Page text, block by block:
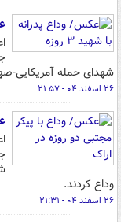
شهدای حمله آمریکایی-
۲۶ اسفند ۰۴ - ۲۱:۵۷
وداع کردند.
۲۶ اسفند ۰۴ - ۲۱:۳۱